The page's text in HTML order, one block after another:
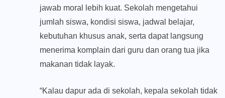
jawab moral lebih kuat. Sekolah mengetahui
jumlah siswa, kondisi siswa, jadwal belajar,
kebutuhan khusus anak, serta dapat langsung
menerima komplain dari guru dan orang tua jika
makanan tidak layak.
“Kalau dapur ada di sekolah, kepala sekolah tidak